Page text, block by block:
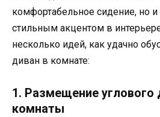
комфортабельное сидение, но
стильным акцентом в
несколько идей, как удачно
диван в комнате:
1. Размещение углового
комнаты